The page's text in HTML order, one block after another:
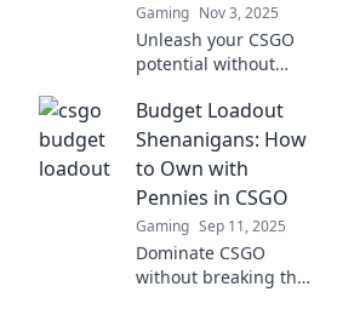
Gaming Nov 3, 2025
Unleash your CSGO
potential without
Discover budget
strategies and gear to
dominate the game.
Budget Loadout
Shenanigans: How
to Own with
Pennies in CSGO
Gaming Sep 11, 2025
Dominate CSGO
without breaking the